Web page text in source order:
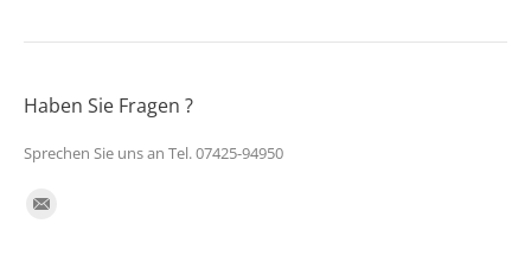
Haben Sie Fragen ?
Sprechen Sie uns an Tel. 07425-94950
Finden Sie uns auf: